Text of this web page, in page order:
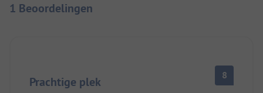
1 Beoordelingen
Prachtige plek 8